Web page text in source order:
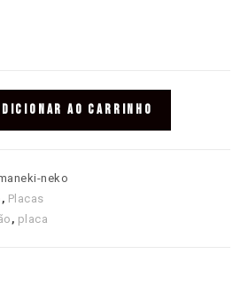
AO CARRINHO
neko
, Placas
, placa